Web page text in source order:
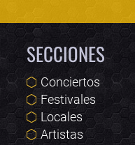
SECCIONES
Conciertos
Festivales
Locales
Artistas